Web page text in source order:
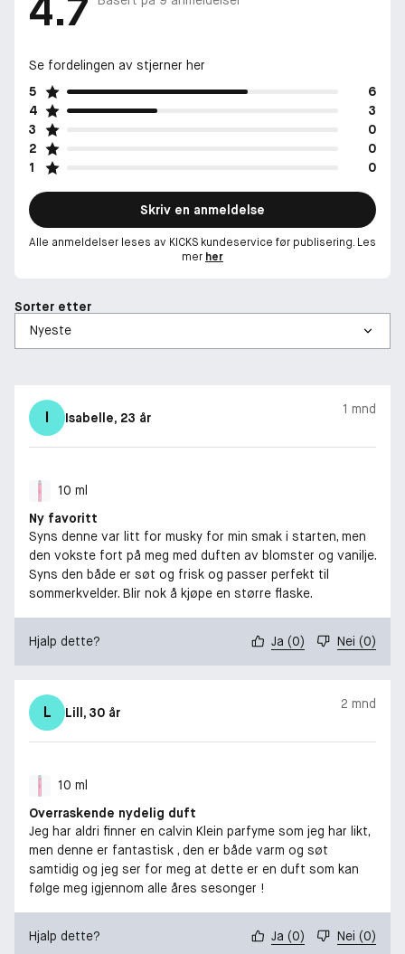
4.7
Se fordelingen av stjerner her
5
6
4
3
3
0
2
0
1
0
Skriv en anmeldelse
Alle anmeldelser leses av KICKS kundeservice før publisering. Les
mer her
Sorter etter
I Isabelle, 23 år
1 mnd
10 ml
Ny favoritt
Syns denne var litt for musky for min smak i starten, men
den vokste fort på meg med duften av blomster og vanilje.
Syns den både er søt og frisk og passer perfekt til
sommerkvelder. Blir nok å kjøpe en større flaske.
Hjalp dette? Ja (0) Nei (0)
L Lill, 30 år
2 mnd
10 ml
Overraskende nydelig duft
Jeg har aldri finner en calvin Klein parfyme som jeg har likt,
men denne er fantastisk , den er både varm og søt
samtidig og jeg ser for meg at dette er en duft som kan
følge meg igjennom alle åres sesonger !
Hjalp dette? Ja (0) Nei (0)